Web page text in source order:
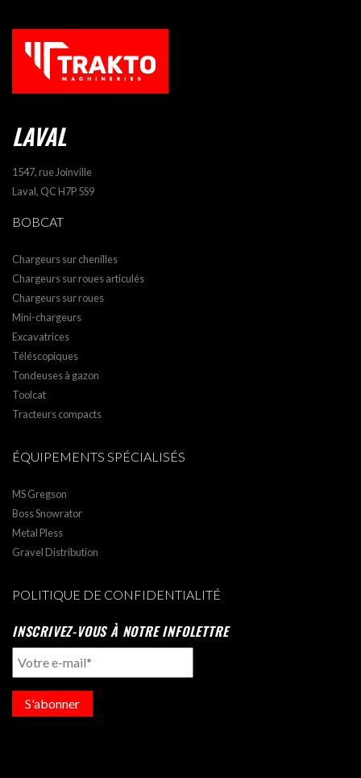
LAVAL
1547, rue Joinville
Laval, QC H7P 5S9
BOBCAT
Chargeurs sur chenilles
Chargeurs sur roues articulés
Chargeurs sur roues
Mini-chargeurs
Excavatrices
Téléscopiques
Tondeuses à gazon
Toolcat
Tracteurs compacts
ÉQUIPEMENTS SPÉCIALISÉS
MS Gregson
Boss Snowrator
Metal Pless
Gravel Distribution
POLITIQUE DE CONFIDENTIALITÉ
INSCRIVEZ-VOUS À NOTRE INFOLETTRE
S'abonner